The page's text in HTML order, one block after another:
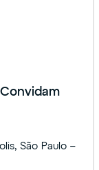
São Paulo –